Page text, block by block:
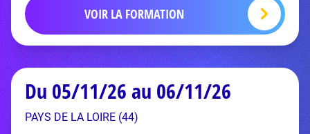
VOIR LA FORMATION
Du 05/11/26 au 06/11/26
PAYS DE LA LOIRE (44)